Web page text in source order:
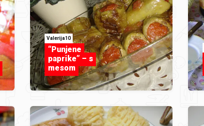
Valerija10
“Punjene
paprike” – s
mesom